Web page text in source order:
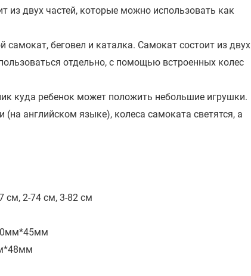
из двух частей, которые можно использовать как
беговел и каталка. Самокат состоит из двух
отдельно, с помощью встроенных колес
куда ребенок может положить небольшие игрушки.
английском языке), колеса самоката светятся, а
см, 2-74 см, 3-82 см